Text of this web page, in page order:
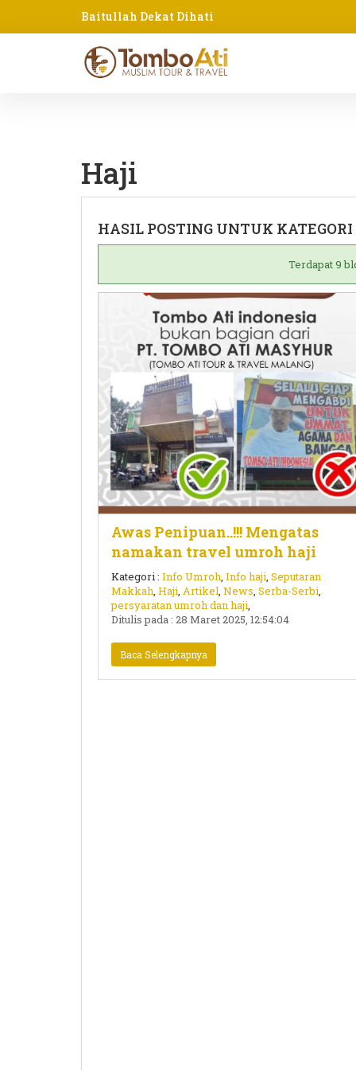
Baitullah Dekat Dihati
Haji
HASIL POSTING UNTUK
Terdapat 9
Awas Penipuan..!!! Mengatas
namakan travel umroh haji
Kategori : Info Umroh, Info haji, Seputaran
Makkah, Haji, Artikel, News, Serba-Serbi,
persyaratan umroh dan haji,
Ditulis pada : 28 Maret 2025, 12:54:04
Baca Selengkapnya